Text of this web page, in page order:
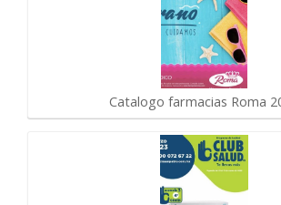
Catalogo farmacias Roma